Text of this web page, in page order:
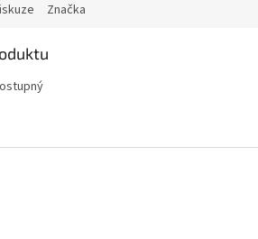
Značka